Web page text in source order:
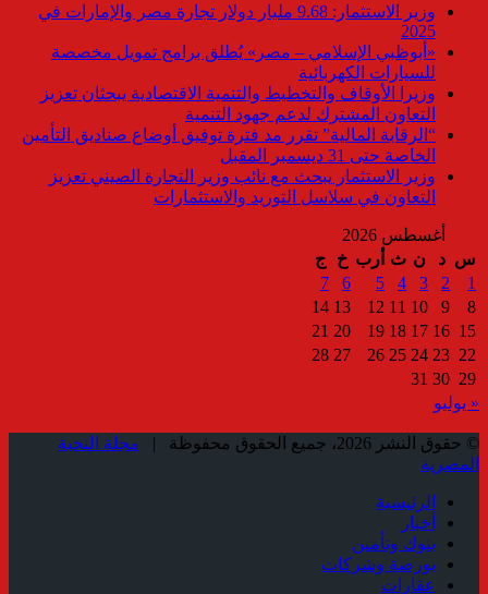
وزير الاستثمار: 9.68 مليار دولار تجارة مصر والإمارات في
2025
«أبوظبي الإسلامي – مصر» يُطلق برامج تمويل مخصصة
للسيارات الكهربائية
وزيرا الأوقاف والتخطيط والتنمية الاقتصادية يبحثان تعزيز
التعاون المشترك لدعم جهود التنمية
“الرقابة المالية” تقرر مد فترة توفيق أوضاع صناديق التأمين
الخاصة حتى 31 ديسمبر المقبل
وزير الاستثمار يبحث مع نائب وزير التجارة الصيني تعزيز
التعاون في سلاسل التوريد والاستثمارات
أغسطس 2026
س د ن ث أرب خ
ج
1
2
3
4
5
6
7
8
9
10
11
12
13
14
15
16
17
18
19
20
21
22
23
24
25
26
27
28
29
30
31
« يوليو
© حقوق النشر 2026، جميع الحقوق محفوظة |
مجلة النخبة
المصرية
الرئيسية
أخبار
بنوك وتأمين
بورصة وشركات
عقارات